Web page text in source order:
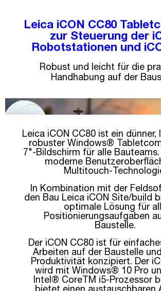
Leica iCON CC80
zur Steuerung der
Robotstationen und
Robust und leicht für die
Handhabung auf der
Leica iCON CC80 ist ein dünner,
robuster Windows®
7"-Bildschirm für alle
moderne
Multitouch-
In Kombination mit der
den Bau Leica iCON Site/build
optimale Lösung für
Positionierungsaufgaben
Baustelle.
Der iCON CC80 ist für
Arbeiten auf der Baustelle
Produktivität konzipiert. Der
wird mit Windows® 10 Pro
Intel® CoreTM i5-Prozessor